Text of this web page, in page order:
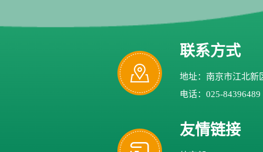
联系方式
地址：南京市江北新
电话：025-84396489
友情链接